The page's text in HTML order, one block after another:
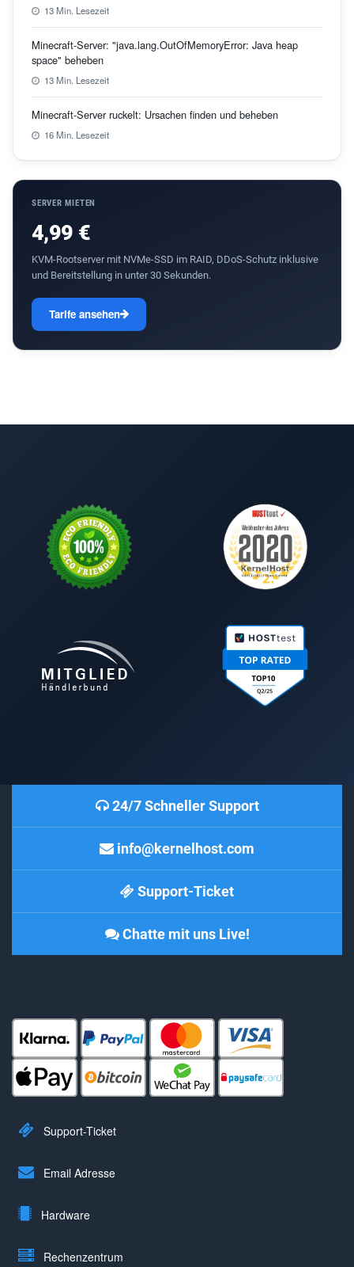
13 Min. Lesezeit
Minecraft-Server: "java.lang.OutOfMemoryError: Java heap
space" beheben
13 Min. Lesezeit
Minecraft-Server ruckelt: Ursachen finden und beheben
16 Min. Lesezeit
SERVER MIETEN
4,99 €
KVM-Rootserver mit NVMe-SSD im RAID, DDoS-Schutz inklusive
und Bereitstellung in unter 30 Sekunden.
Tarife ansehen
24/7 Schneller Support
info@kernelhost.com
Support-Ticket
Chatte mit uns Live!
Support-Ticket
Email Adresse
Hardware
Rechenzentrum